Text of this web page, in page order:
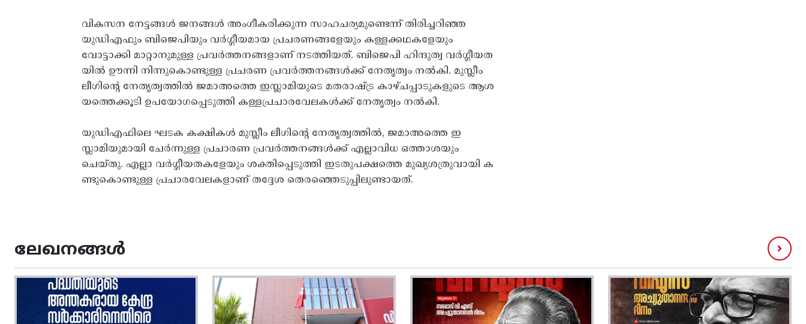
വികസന നേട്ടങ്ങള്‍ ജനങ്ങള്‍ അംഗീകരിക്കുന്ന സാഹചര്യമുണ്ടെന്ന്‌ തിരിച്ചറിഞ്ഞ
യുഡിഎഫും ബിജെപിയും വര്‍ഗ്ഗീയമായ പ്രചരണങ്ങളേയും കള്ളക്കഥകളേയും
വോട്ടാക്കി മാറ്റാനുമുള്ള പ്രവര്‍ത്തനങ്ങളാണ്‌ നടത്തിയത്‌. ബിജെപി ഹിന്ദുത്വ വര്‍ഗ്ഗീയത
യില്‍ ഊന്നി നിന്നുകൊണ്ടുള്ള പ്രചരണ പ്രവര്‍ത്തനങ്ങള്‍ക്ക്‌ നേതൃത്വം നല്‍കി. മുസ്ലീം
ലീഗിന്റെ നേതൃത്വത്തില്‍ ജമാഅത്തെ ഇസ്ലാമിയുടെ മതരാഷ്‌ട്ര കാഴ്‌ചപ്പാടുകളുടെ ആശ
യത്തെക്കൂടി ഉപയോഗപ്പെടുത്തി കള്ളപ്രചാരവേലകള്‍ക്ക്‌ നേതൃത്വം നല്‍കി.
യുഡിഎഫിലെ ഘടക കക്ഷികള്‍ മുസ്ലീം ലീഗിന്റെ നേതൃത്വത്തിൽ, ജമാഅത്തെ ഇ
സ്ലാമിയുമായി ചേര്‍ന്നുള്ള പ്രചാരണ പ്രവര്‍ത്തനങ്ങള്‍ക്ക്‌ എല്ലാവിധ ഒത്താശയും
ചെയ്‌തു. എല്ലാ വര്‍ഗ്ഗീയതകളേയും ശക്തിപ്പെടുത്തി ഇടതുപക്ഷത്തെ മുഖ്യശത്രുവായി ക
ണ്ടുകൊണ്ടുള്ള പ്രചാരവേലകളാണ്‌ തദ്ദേശ തെരഞ്ഞെടുപ്പിലുണ്ടായത്.
ലേഖനങ്ങൾ